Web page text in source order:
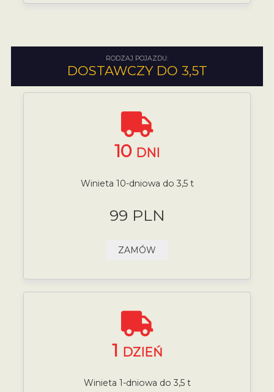
RODZAJ POJAZDU:
DOSTAWCZY DO 3,5T
10 DNI
Winieta 10-dniowa do 3,5 t
99 PLN
ZAMÓW
1 DZIEŃ
Winieta 1-dniowa do 3,5 t